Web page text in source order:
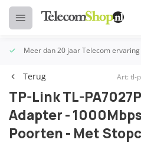
Meer dan 20 jaar Telecom ervaring
Terug Art: tl-
TP-Link TL-
Adapter -
Poorten - Met